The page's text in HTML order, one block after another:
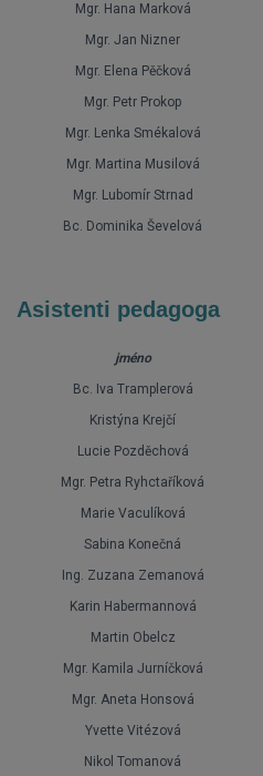
Mgr. Hana Marková
Mgr. Jan Nizner
Mgr. Elena Pěčková
Mgr. Petr Prokop
Mgr. Lenka Smékalová
Mgr. Martina Musilová
Mgr. Lubomír Strnad
Bc. Dominika Ševelová
Asistenti pedagoga
jméno
Bc. Iva Tramplerová
Kristýna Krejčí
Lucie Pozděchová
Mgr. Petra Ryhctaříková
Marie Vaculíková
Sabina Konečná
Ing. Zuzana Zemanová
Karin Habermannová
Martin Obelcz
Mgr. Kamila Jurníčková
Mgr. Aneta Honsová
Yvette Vitézová
Nikol Tomanová